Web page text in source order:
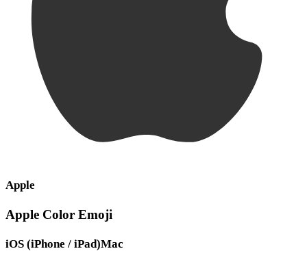
Apple
Apple Color Emoji
iOS (iPhone / iPad)Mac